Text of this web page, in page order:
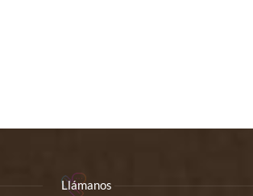
Llámanos